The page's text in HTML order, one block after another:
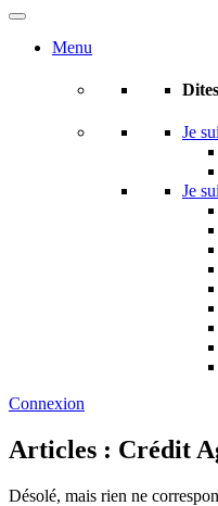
Menu
Je
Je
Connexion
Articles : Crédit
Désolé, mais rien ne